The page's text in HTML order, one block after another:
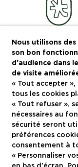
Nous utilisons
son bon
d'audience dans
de visite
« Tout accepter
tous les cookies
« Tout refuser »,
nécessaires au
sécurité seront
préférences
consentement à
« Personnaliser